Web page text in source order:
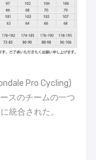
Pro Cycling)
スのチームの一つ
統合された。